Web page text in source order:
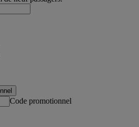
Code promotionnel